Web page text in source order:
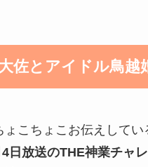
佐とアイドル鳥越
ょこちょこお伝えしてい
日放送のTHE神業チャ